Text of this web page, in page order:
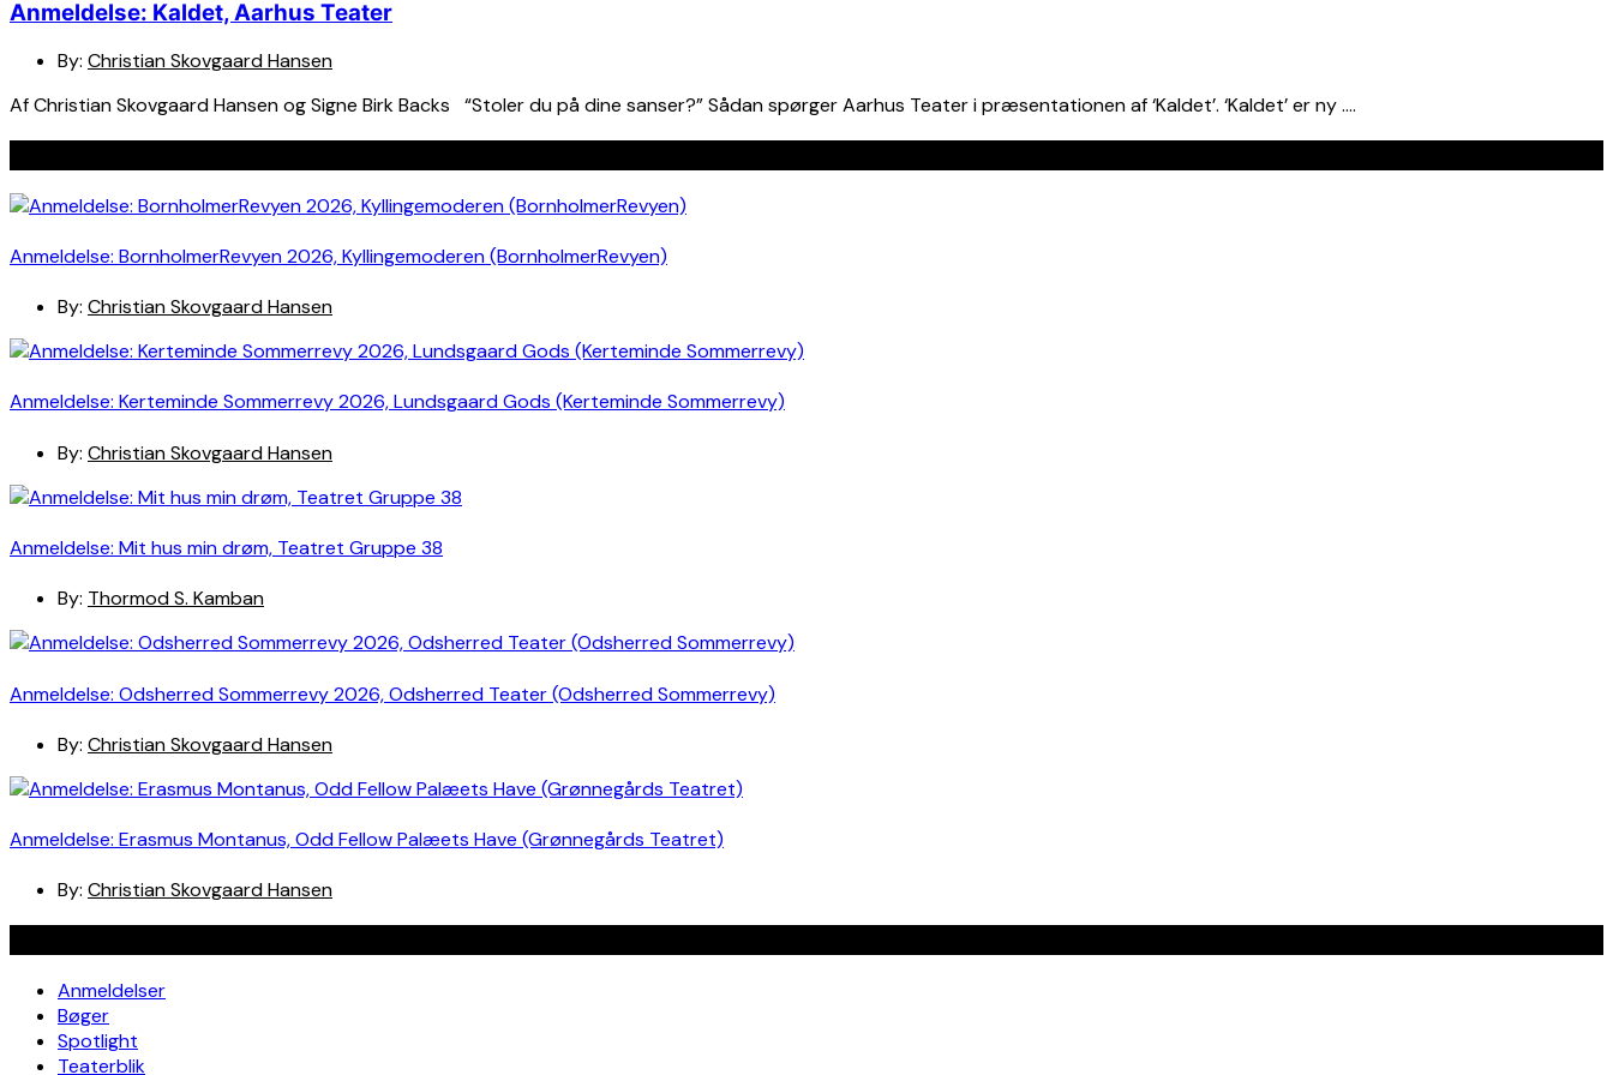
Anmeldelse: Kaldet, Aarhus Teater
By: Christian Skovgaard Hansen
Af Christian Skovgaard Hansen og Signe Birk Backs “Stoler du på dine sanser?” Sådan spørger Aarhus Teater i præsentationen af ‘Kaldet’. ‘Kaldet’ er ny ….
Anmeldelse: BornholmerRevyen 2026, Kyllingemoderen (BornholmerRevyen)
By: Christian Skovgaard Hansen
Anmeldelse: Kerteminde Sommerrevy 2026, Lundsgaard Gods (Kerteminde Sommerrevy)
By: Christian Skovgaard Hansen
Anmeldelse: Mit hus min drøm, Teatret Gruppe 38
By: Thormod S. Kamban
Anmeldelse: Odsherred Sommerrevy 2026, Odsherred Teater (Odsherred Sommerrevy)
By: Christian Skovgaard Hansen
Anmeldelse: Erasmus Montanus, Odd Fellow Palæets Have (Grønnegårds Teatret)
By: Christian Skovgaard Hansen
Anmeldelser
Bøger
Spotlight
Teaterblik